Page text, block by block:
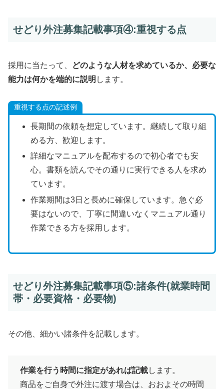
せどり外注募集記載事項④:重視する点
採用に当たって、
どのような人材を求めているか、必要な
能力は何かを端的に説明 します。
重視する点の記述例
長期間の依頼を想定しています。継続して取り組
める方、歓迎します。
詳細なマニュアルを配布するので初心者でも安
心。書類を読んでその通りに実行できる人を求め
ています。
作業期間は3日と長めに確保しています。急ぐ必
要はないので、丁寧に間違いなくマニュアル通り
作業できる方を採用します。
せどり外注募集記載事項⑤:諸条件(就業時間
帯・必要資格・必要物)
その他、細かい諸条件を記載します。
作業を行う時間に指定があれば記載します。
商品をご自身で外注に渡す場合は、おおよその時間